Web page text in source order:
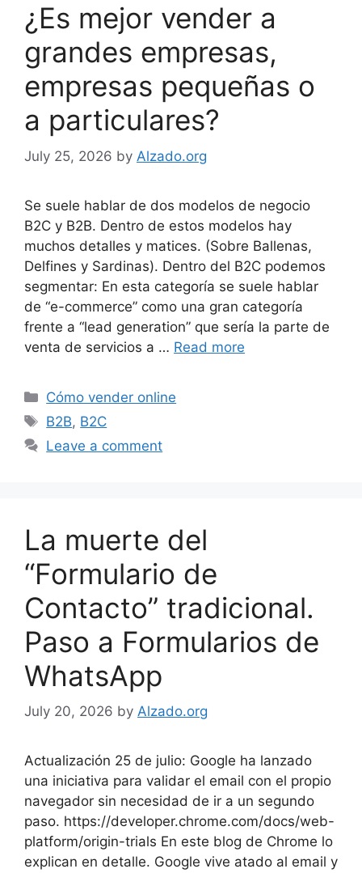
¿Es mejor vender a
grandes empresas,
empresas pequeñas o
a particulares?
July 25, 2026 by Alzado.org
Se suele hablar de dos modelos de negocio
B2C y B2B. Dentro de estos modelos hay
muchos detalles y matices. (Sobre Ballenas,
Delfines y Sardinas). Dentro del B2C podemos
segmentar: En esta categoría se suele hablar
de “e-commerce” como una gran categoría
frente a “lead generation” que sería la parte de
venta de servicios a … Read more
Categories
Cómo vender online
Tags
B2B, B2C
Leave a comment
La muerte del
“Formulario de
Contacto” tradicional.
Paso a Formularios de
WhatsApp
July 20, 2026 by Alzado.org
Actualización 25 de julio: Google ha lanzado
una iniciativa para validar el email con el propio
navegador sin necesidad de ir a un segundo
paso. https://developer.chrome.com/docs/web-
platform/origin-trials En este blog de Chrome lo
explican en detalle. Google vive atado al email y